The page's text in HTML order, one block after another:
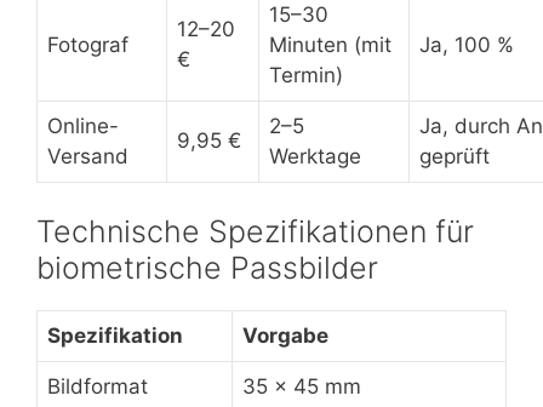
Fotograf
12–20
€
15–30
Minuten (mit
Termin)
Ja, 100 %
Online-
Versand
9,95 €
2–5
Werktage
Ja, durch
geprüft
Technische Spezifikationen für
biometrische Passbilder
Spezifikation Vorgabe
Bildformat 35 × 45 mm